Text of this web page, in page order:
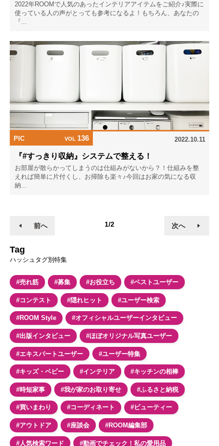
2022年ROOMで人気のあったインテリアアイテムをご紹介♪実際に
使っている人の声がとっても参考になるよ！もちろん、あなたの
『...
PIC VOL 136 2022.10.11
『#すっきり収納』システムで整える！
お部屋が散らかってしまうのは仕組みがないから？！仕組みを整
えれば簡単に片付くし、お掃除も楽々♪今回はお家の気になる収
納...
前へ 1/2 次へ
Tag
ハッシュタグ別特集
#売れ筋 #募集 #お役立ち #ベストユーザー
#コンテスト #隠れヒット #ユーザー検索
#ROOM Style #オフィシャルユーザーインタビュー
#出版インタビュー #ほぼオリジナル写真ユーザー
#エキスパートユーザー #ユーザー特集
#キッズ・ベビー #インテリア #キッチンの相棒
#時短家事 #我が家のお取り寄せ #ふるさと納税
#買いまわり #コーディネート #ビューティー
#アウトドア #座談会 #ROOM編集部
#人気検索ワード #動画でチェック！私の愛用品